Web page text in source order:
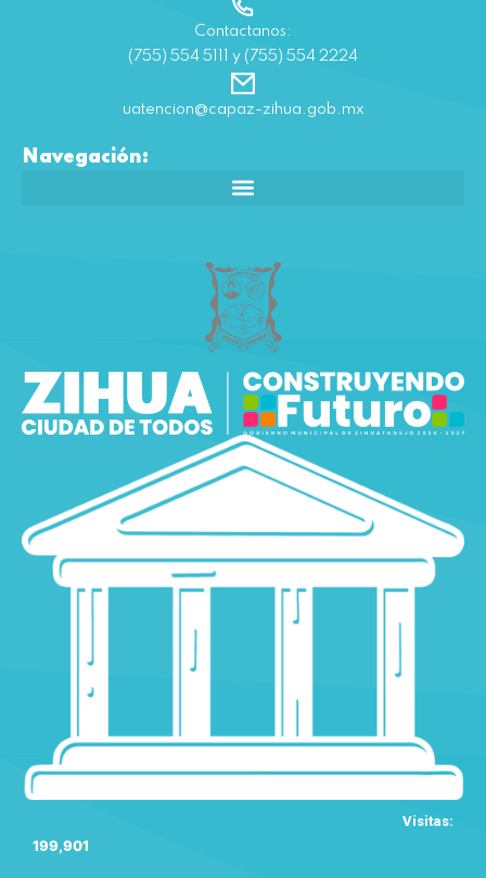
Contactanos:
(755) 554 5111 y (755) 554 2224
uatencion@capaz-zihua.gob.mx
Navegación:
Visitas:
199,901